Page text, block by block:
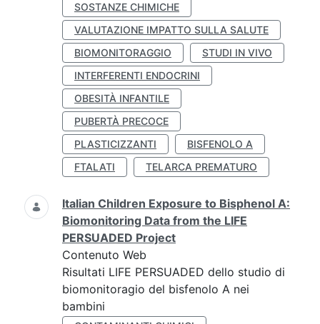
SOSTANZE CHIMICHE
VALUTAZIONE IMPATTO SULLA SALUTE
BIOMONITORAGGIO
STUDI IN VIVO
INTERFERENTI ENDOCRINI
OBESITÀ INFANTILE
PUBERTÀ PRECOCE
PLASTICIZZANTI
BISFENOLO A
FTALATI
TELARCA PREMATURO
Italian Children Exposure to Bisphenol A:
Biomonitoring Data from the LIFE
PERSUADED Project
Contenuto Web
Risultati LIFE PERSUADED dello studio di
biomonitoragio del bisfenolo A nei
bambini